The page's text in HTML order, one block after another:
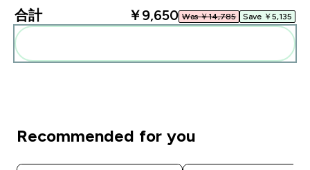
合計 ￥9,650‎ Was ￥14,785‎ Save ￥5,135‎
Recommended for you